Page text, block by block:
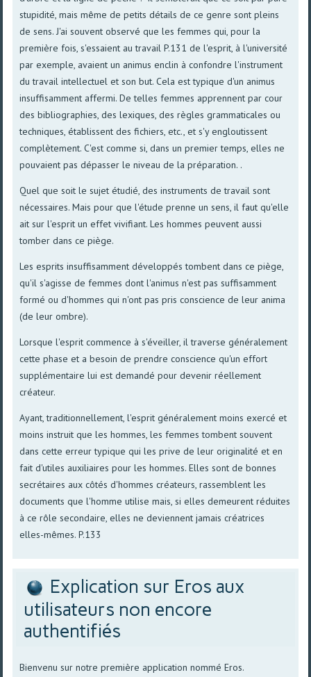
stupidité, mais même de petits détails de ce genre sont pleins
de sens. J'ai souvent observé que les femmes qui, pour la
première fois, s'essaient au travail P.131 de l'esprit, à l'université
par exemple, avaient un animus enclin à confondre l'instrument
du travail intellectuel et son but. Cela est typique d'un animus
insuffisamment affermi. De telles femmes apprennent par cour
des bibliographies, des lexiques, des règles grammaticales ou
techniques, établissent des fichiers, etc., et s'y engloutissent
complètement. C'est comme si, dans un premier temps, elles ne
pouvaient pas dépasser le niveau de la préparation. .
Quel que soit le sujet étudié, des instruments de travail sont
nécessaires. Mais pour que l'étude prenne un sens, il faut qu'elle
ait sur l'esprit un effet vivifiant. Les hommes peuvent aussi
tomber dans ce piège.
Les esprits insuffisamment développés tombent dans ce piège,
qu'il s'agisse de femmes dont l'animus n'est pas suffisamment
formé ou d'hommes qui n'ont pas pris conscience de leur anima
(de leur ombre).
Lorsque l'esprit commence à s'éveiller, il traverse généralement
cette phase et a besoin de prendre conscience qu'un effort
supplémentaire lui est demandé pour devenir réellement
créateur.
Ayant, traditionnellement, l'esprit généralement moins exercé et
moins instruit que les hommes, les femmes tombent souvent
dans cette erreur typique qui les prive de leur originalité et en
fait d'utiles auxiliaires pour les hommes. Elles sont de bonnes
secrétaires aux côtés d'hommes créateurs, rassemblent les
documents que l'homme utilise mais, si elles demeurent réduites
à ce rôle secondaire, elles ne deviennent jamais créatrices
elles-mêmes. P.133
Explication sur Eros aux
utilisateurs non encore
authentifiés
Bienvenu sur notre première application nommé Eros.